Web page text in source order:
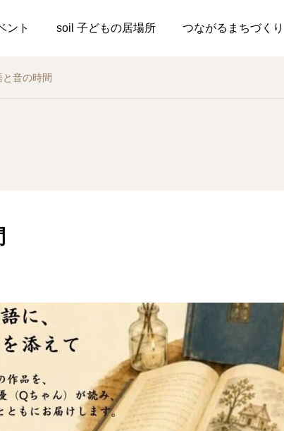
ント soil 子どもの居場所 つながるまちづくり
と音の時間